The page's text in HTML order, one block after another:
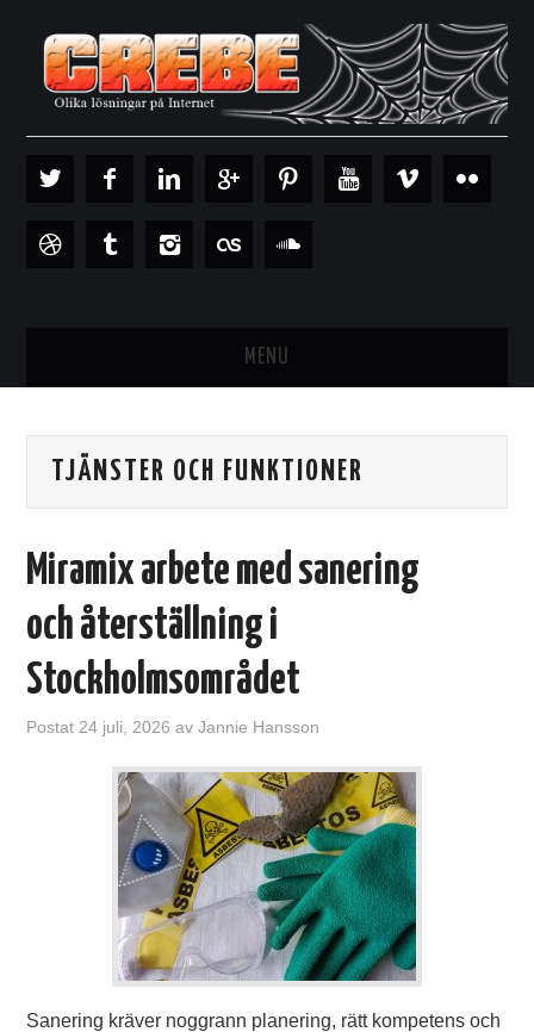
MENU
INTERNETVERKTYG
WEBBHOTELL
SPEL
SHOPPING
TJÄNSTER OCH FUNKTIONER
Miramix arbete med sanering
och återställning i
Stockholmsområdet
Postat 24 juli, 2026 avJannie Hansson
Sanering kräver noggrann planering, rätt kompetens och